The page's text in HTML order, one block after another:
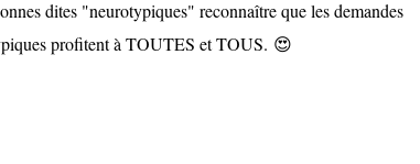
dites "neurotypiques" reconnaître que les demandes
profitent à TOUTES et TOUS. 😍